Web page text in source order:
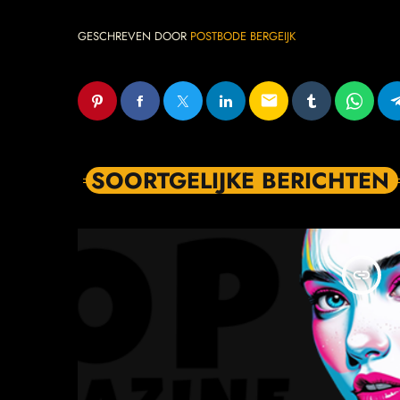
GESCHREVEN DOOR POSTBODE BERGEIJK
email
SOORTGELIJKE BERICHTEN
insert_link